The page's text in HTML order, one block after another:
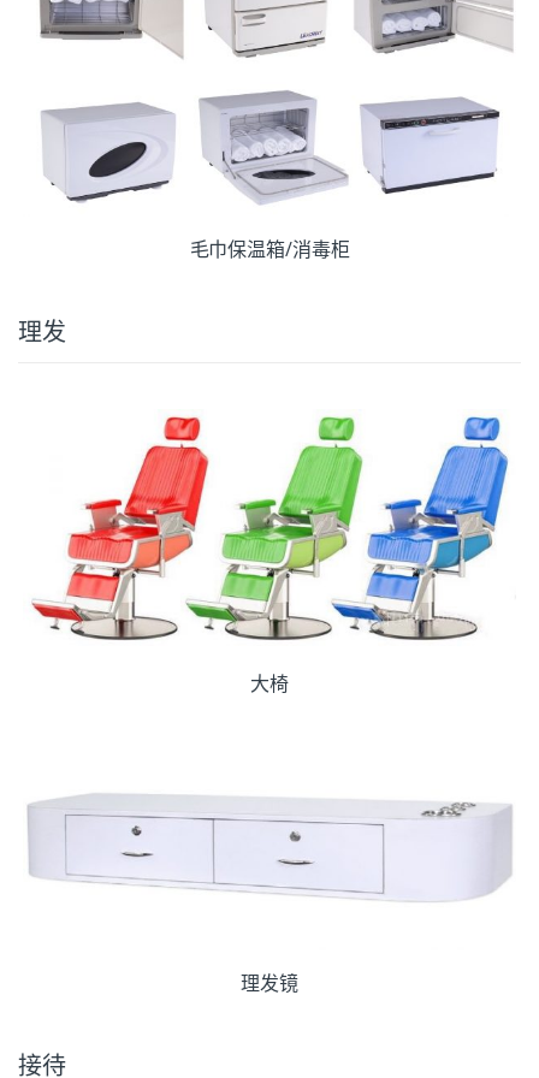
毛巾保温箱/消毒柜
理发
大椅
理发镜
接待